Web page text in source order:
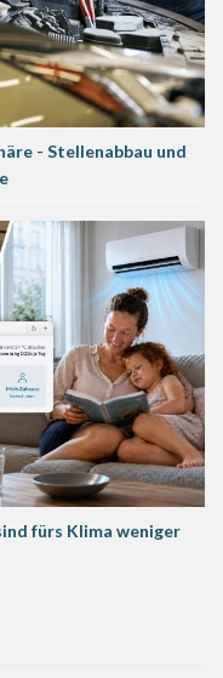
- Stellenabbau und
fürs Klima weniger